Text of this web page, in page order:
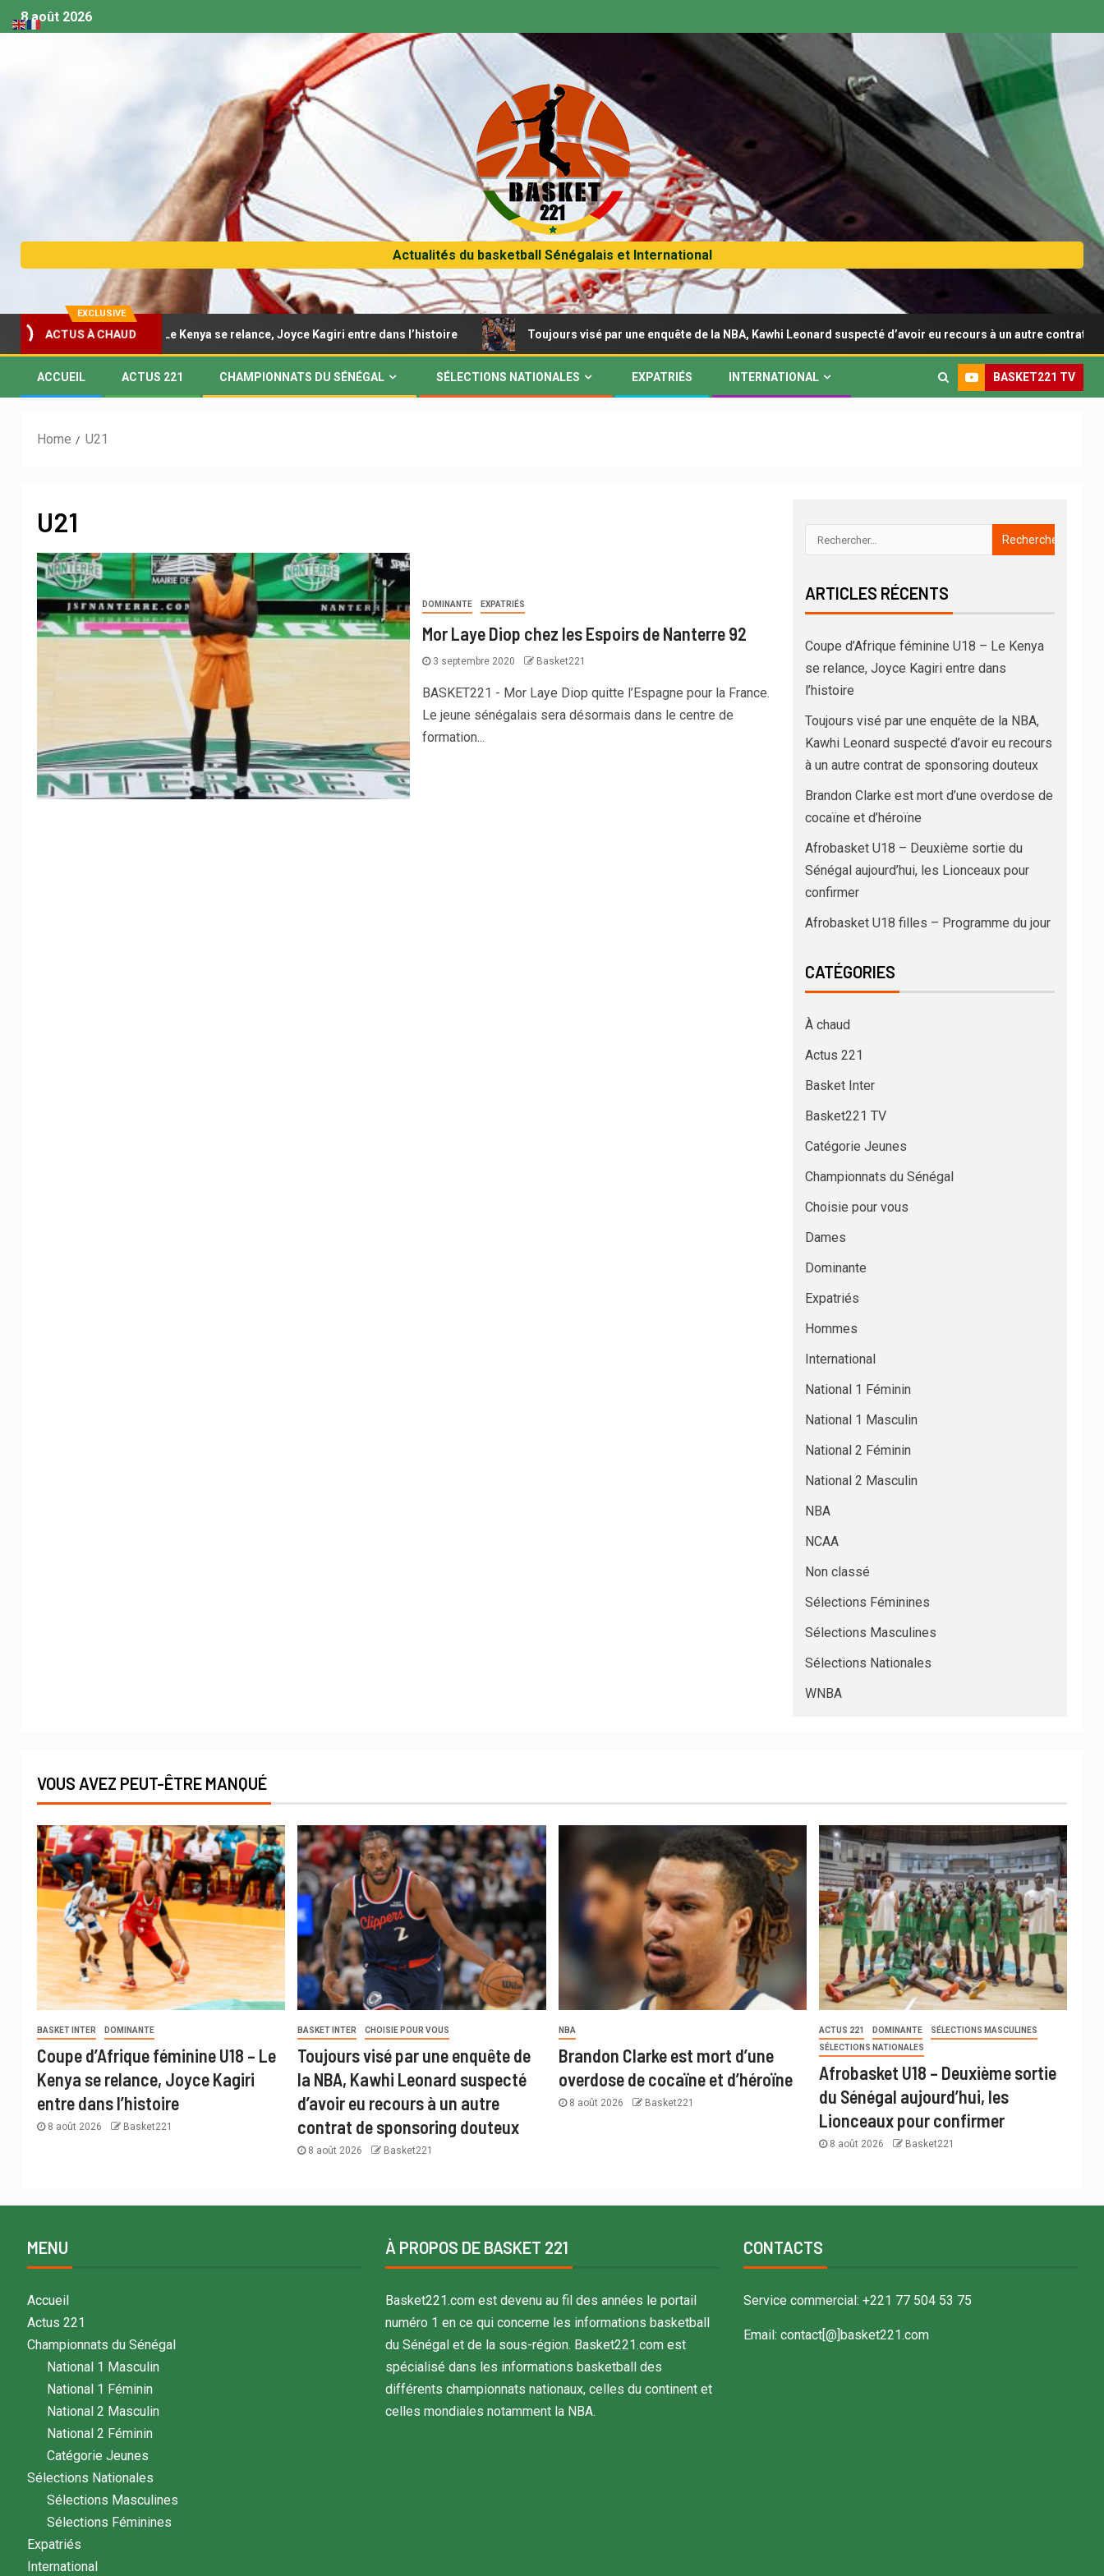
8 août 2026
Actualités du basketball Sénégalais et International
EXCLUSIVE
ACTUS À CHAUD
féminine U18 – Le Kenya se relance, Joyce Kagiri entre dans l’histoire Toujours visé par une enquête de la NBA, Kawhi Leonard suspecté d’avoir eu recours à un autre contrat de
ACCUEIL ACTUS 221 CHAMPIONNATS DU SÉNÉGAL SÉLECTIONS NATIONALES EXPATRIÉS INTERNATIONAL BASKET221 TV
Home U21
U21
DOMINANTE EXPATRIÉS
Mor Laye Diop chez les Espoirs de Nanterre 92
3 septembre 2020 Basket221
BASKET221 - Mor Laye Diop quitte l’Espagne pour la France.
Le jeune sénégalais sera désormais dans le centre de
formation...
ARTICLES RÉCENTS
Coupe d’Afrique féminine U18 – Le Kenya
se relance, Joyce Kagiri entre dans
l’histoire
Toujours visé par une enquête de la NBA,
Kawhi Leonard suspecté d’avoir eu recours
à un autre contrat de sponsoring douteux
Brandon Clarke est mort d’une overdose de
cocaïne et d’héroïne
Afrobasket U18 – Deuxième sortie du
Sénégal aujourd’hui, les Lionceaux pour
confirmer
Afrobasket U18 filles – Programme du jour
CATÉGORIES
À chaud
Actus 221
Basket Inter
Basket221 TV
Catégorie Jeunes
Championnats du Sénégal
Choisie pour vous
Dames
Dominante
Expatriés
Hommes
International
National 1 Féminin
National 1 Masculin
National 2 Féminin
National 2 Masculin
NBA
NCAA
Non classé
Sélections Féminines
Sélections Masculines
Sélections Nationales
WNBA
VOUS AVEZ PEUT-ÊTRE MANQUÉ
BASKET INTER DOMINANTE
Coupe d’Afrique féminine U18 – Le
Kenya se relance, Joyce Kagiri
entre dans l’histoire
8 août 2026 Basket221
BASKET INTER CHOISIE POUR VOUS
Toujours visé par une enquête de
la NBA, Kawhi Leonard suspecté
d’avoir eu recours à un autre
contrat de sponsoring douteux
8 août 2026 Basket221
NBA
Brandon Clarke est mort d’une
overdose de cocaïne et d’héroïne
8 août 2026 Basket221
ACTUS 221 DOMINANTE
SÉLECTIONS MASCULINES
SÉLECTIONS NATIONALES
Afrobasket U18 – Deuxième sortie
du Sénégal aujourd’hui, les
Lionceaux pour confirmer
8 août 2026 Basket221
MENU
Accueil
Actus 221
Championnats du Sénégal
National 1 Masculin
National 1 Féminin
National 2 Masculin
National 2 Féminin
Catégorie Jeunes
Sélections Nationales
Sélections Masculines
Sélections Féminines
Expatriés
International
À PROPOS DE BASKET 221
Basket221.com est devenu au fil des années le portail
numéro 1 en ce qui concerne les informations basketball
du Sénégal et de la sous-région. Basket221.com est
spécialisé dans les informations basketball des
différents championnats nationaux, celles du continent et
celles mondiales notamment la NBA.
CONTACTS
Service commercial: +221 77 504 53 75
Email: contact[@]basket221.com